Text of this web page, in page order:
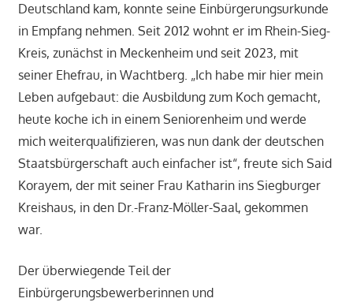
Deutschland kam, konnte seine Einbürgerungsurkunde
in Empfang nehmen. Seit 2012 wohnt er im Rhein-Sieg-
Kreis, zunächst in Meckenheim und seit 2023, mit
seiner Ehefrau, in Wachtberg. „Ich habe mir hier mein
Leben aufgebaut: die Ausbildung zum Koch gemacht,
heute koche ich in einem Seniorenheim und werde
mich weiterqualifizieren, was nun dank der deutschen
Staatsbürgerschaft auch einfacher ist“, freute sich Said
Korayem, der mit seiner Frau Katharin ins Siegburger
Kreishaus, in den Dr.-Franz-Möller-Saal, gekommen
war.
Der überwiegende Teil der
Einbürgerungsbewerberinnen und